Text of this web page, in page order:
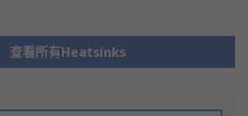
查看所有Heatsinks